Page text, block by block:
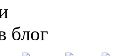
блог